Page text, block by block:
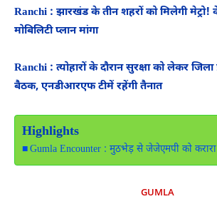
Ranchi : झारखंड के तीन शहरों को मिलेगी मेट्रो!
मोबिलिटी प्लान मांगा
Ranchi : त्योहारों के दौरान सुरक्षा को लेकर
बैठक, एनडीआरएफ टीमें रहेंगी तैनात
Highlights
Gumla Encounter : मुठभेड़ से जेजेएमपी को
GUMLA